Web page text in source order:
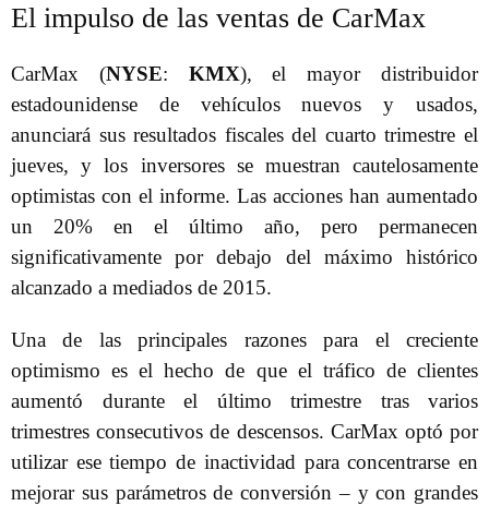
El impulso de las ventas de CarMax
CarMax (NYSE: KMX), el mayor distribuidor
estadounidense de vehículos nuevos y usados,
anunciará sus resultados fiscales del cuarto trimestre el
jueves, y los inversores se muestran cautelosamente
optimistas con el informe. Las acciones han aumentado
un 20% en el último año, pero permanecen
significativamente por debajo del máximo histórico
alcanzado a mediados de 2015.
Una de las principales razones para el creciente
optimismo es el hecho de que el tráfico de clientes
aumentó durante el último trimestre tras varios
trimestres consecutivos de descensos. CarMax optó por
utilizar ese tiempo de inactividad para concentrarse en
mejorar sus parámetros de conversión – y con grandes